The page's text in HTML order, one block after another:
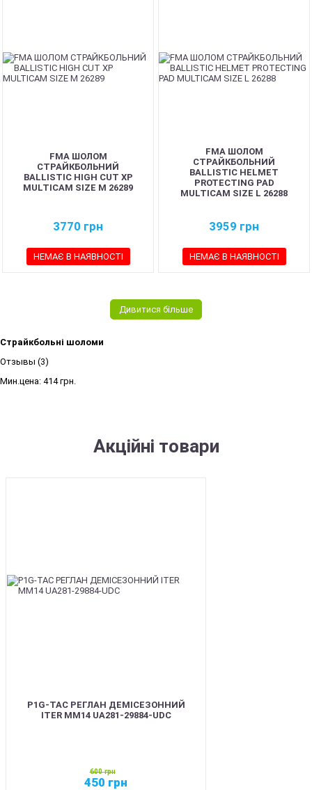
FMA ШОЛОМ
СТРАЙКБОЛЬНИЙ
BALLISTIC HIGH CUT XP
MULTICAM SIZE M 26289
3770 грн
НЕМАЄ В НАЯВНОСТІ
FMA ШОЛОМ
СТРАЙКБОЛЬНИЙ
BALLISTIC HELMET
PROTECTING PAD
MULTICAM SIZE L 26288
3959 грн
НЕМАЄ В НАЯВНОСТІ
Дивитися більше
Страйкбольні шоломи
Отзывы (3)
Мин.цена: 414 грн.
Акційні товари
P1G-TAC РЕГЛАН ДЕМІСЕЗОННИЙ
ITER ММ14 UA281-29884-UDC
600грн
450 грн